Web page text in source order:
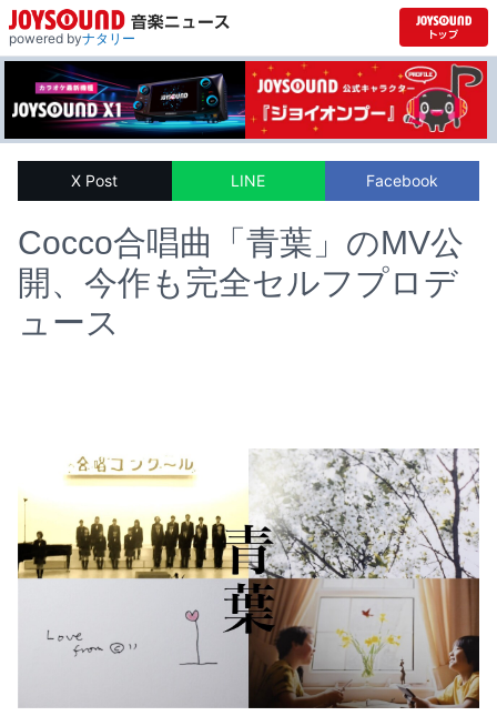
powered byナタリー
X Post LINE Facebook
Cocco合唱曲「青葉」のMV公
開、今作も完全セルフプロデ
ュース